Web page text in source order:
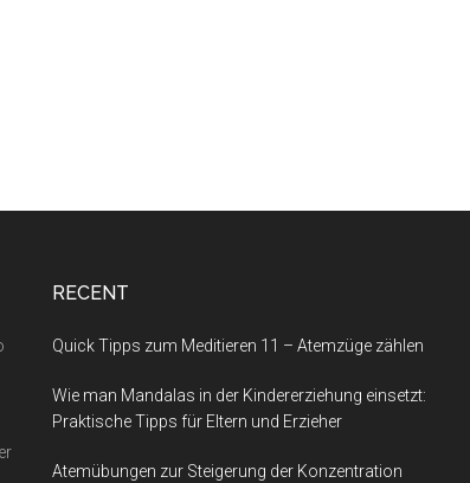
RECENT
Quick Tipps zum Meditieren 11 – Atemzüge zählen
Wie man Mandalas in der Kindererziehung einsetzt:
Praktische Tipps für Eltern und Erzieher
Atemübungen zur Steigerung der Konzentration